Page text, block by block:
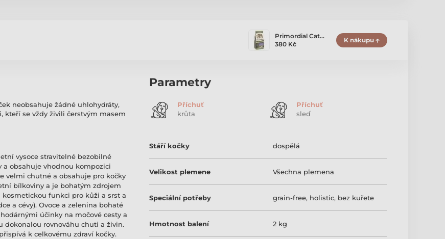
Primordial Cat…
380 Kč
K nákupu
neobsahuje žádné uhlohydráty,
kteří se vždy živili čerstvým masem
vysoce stravitelné bezobilné
obsahuje vhodnou kompozici
velmi chutné a obsahuje pro kočky
bílkoviny a je bohatým zdrojem
funkci pro kůži a srst a
a cévy). Ovoce a zelenina bohaté
účinky na močové cesty a
rovnováhu chuti a živin.
k celkovému zdraví kočky.
Parametry
Příchuť
krůta
Příchuť
sleď
Stáří kočky dospělá
Velikost plemene Všechna plemena
Speciální potřeby grain-free, holistic, bez kuřete
Hmotnost balení 2 kg